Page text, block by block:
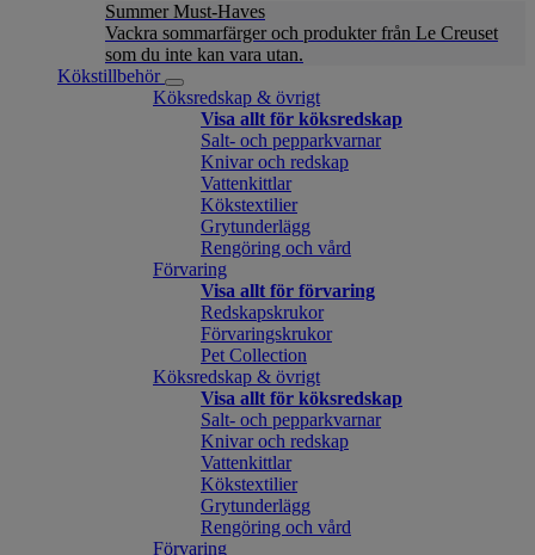
Summer Must-Haves
Vackra sommarfärger och produkter från Le Creuset
som du inte kan vara utan.
Kökstillbehör
Köksredskap & övrigt
Visa allt för köksredskap
Salt- och pepparkvarnar
Knivar och redskap
Vattenkittlar
Kökstextilier
Grytunderlägg
Rengöring och vård
Förvaring
Visa allt för förvaring
Redskapskrukor
Förvaringskrukor
Pet Collection
Köksredskap & övrigt
Visa allt för köksredskap
Salt- och pepparkvarnar
Knivar och redskap
Vattenkittlar
Kökstextilier
Grytunderlägg
Rengöring och vård
Förvaring